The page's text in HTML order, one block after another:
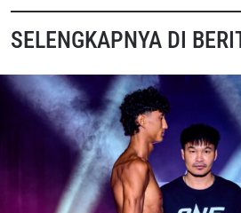
SELENGKAPNYA DI
LIHAT SOROTAN
Dengan mengirimkan formulir
pengumpulan, penggunaan dan
anda berdasarkanKebijakan
membatalkan (unsubscribe) dari
kapan saja.